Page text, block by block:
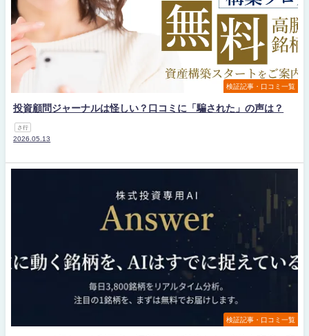
検証記事・口コミ一覧
投資顧問ジャーナルは怪しい？口コミに「騙された」の声は？
さ行
2026.05.13
検証記事・口コミ一覧